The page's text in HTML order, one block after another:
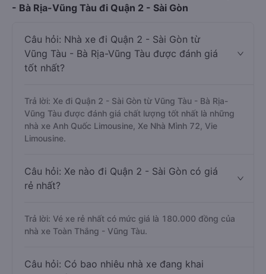
- Bà Rịa-Vũng Tàu đi Quận 2 - Sài Gòn
Câu hỏi: Nhà xe đi Quận 2 - Sài Gòn từ
Vũng Tàu - Bà Rịa-Vũng Tàu được đánh giá
tốt nhất?
Trả lời: Xe đi Quận 2 - Sài Gòn từ Vũng Tàu - Bà Rịa-
Vũng Tàu được đánh giá chất lượng tốt nhất là những
nhà xe Anh Quốc Limousine, Xe Nhà Mình 72, Vie
Limousine.
Câu hỏi: Xe nào đi Quận 2 - Sài Gòn có giá
rẻ nhất?
Trả lời: Vé xe rẻ nhất có mức giá là 180.000 đồng của
nhà xe Toàn Thắng - Vũng Tàu.
Câu hỏi: Có bao nhiêu nhà xe đang khai